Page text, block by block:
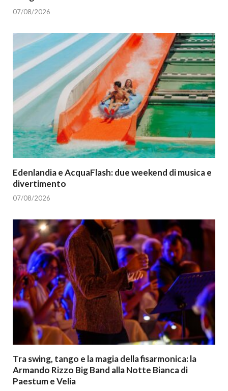
07/08/2026
Edenlandia e AcquaFlash: due weekend di musica e
divertimento
07/08/2026
Tra swing, tango e la magia della fisarmonica: la
Armando Rizzo Big Band alla Notte Bianca di
Paestum e Velia